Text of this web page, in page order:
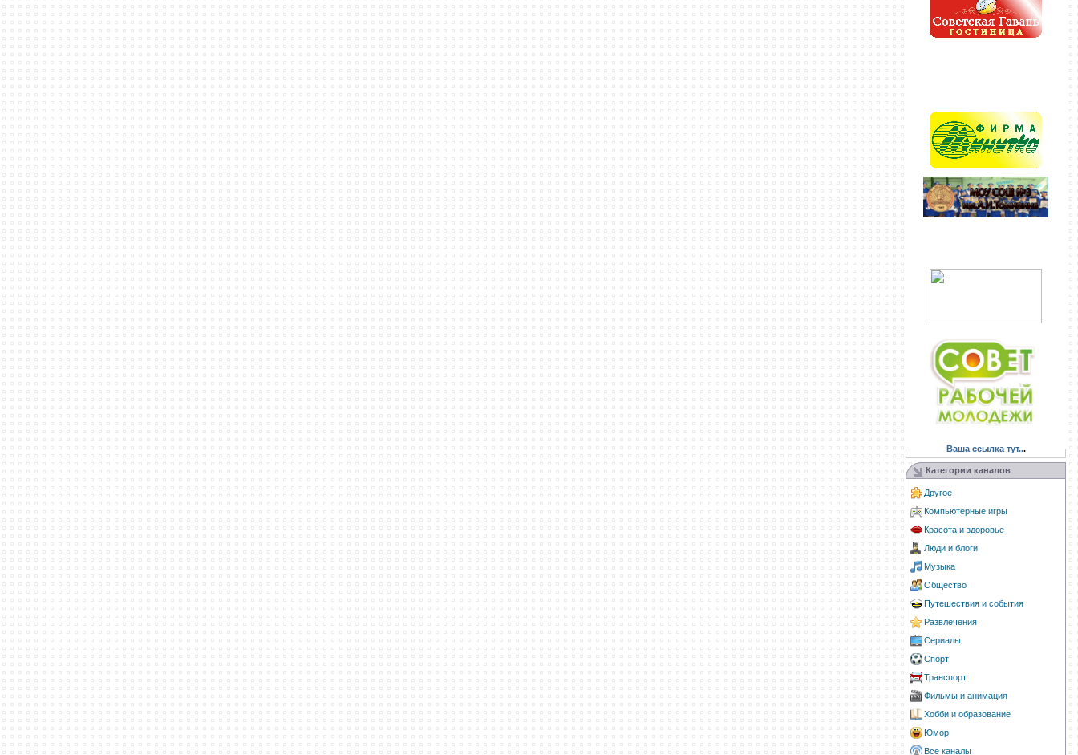
Ваша ссылка тут...
Категории каналов
Другое
Компьютерные игры
Красота и здоровье
Люди и блоги
Музыка
Общество
Путешествия и события
Развлечения
Сериалы
Спорт
Транспорт
Фильмы и анимация
Хобби и образование
Юмор
Все каналы